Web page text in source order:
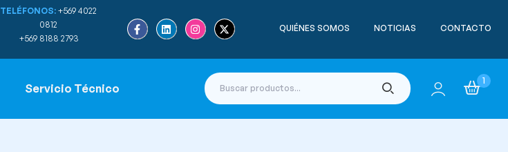
TELÉFONOS: +569 4022
0812
+569 8188 2793
QUIÉNES SOMOS NOTICIAS CONTACTO
Servicio Técnico
1